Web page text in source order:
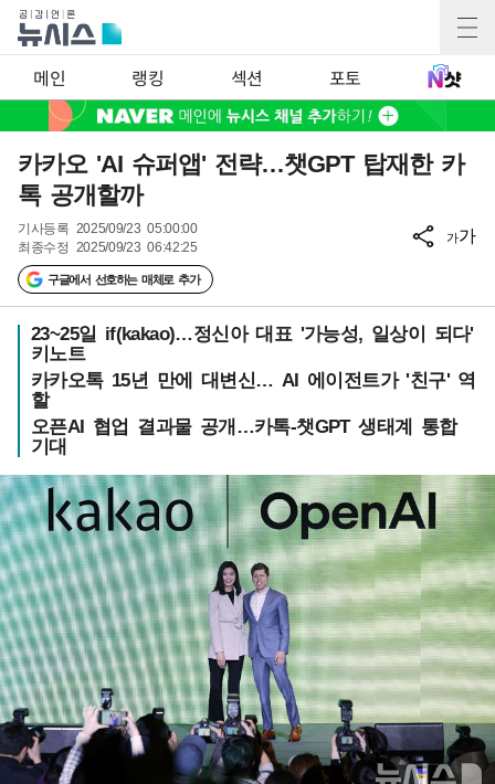
메인 랭킹 섹션 포토
카카오 'AI 슈퍼앱' 전략…챗GPT 탑재한 카
톡 공개할까
기사등록 2025/09/23 05:00:00
최종수정 2025/09/23 06:42:25
구글에서 선호하는 매체로 추가
가가
23~25일 if(kakao)…정신아 대표 '가능성, 일상이 되다'
키노트
카카오톡 15년 만에 대변신… AI 에이전트가 '친구' 역
할
오픈AI 협업 결과물 공개…카톡-챗GPT 생태계 통합
기대